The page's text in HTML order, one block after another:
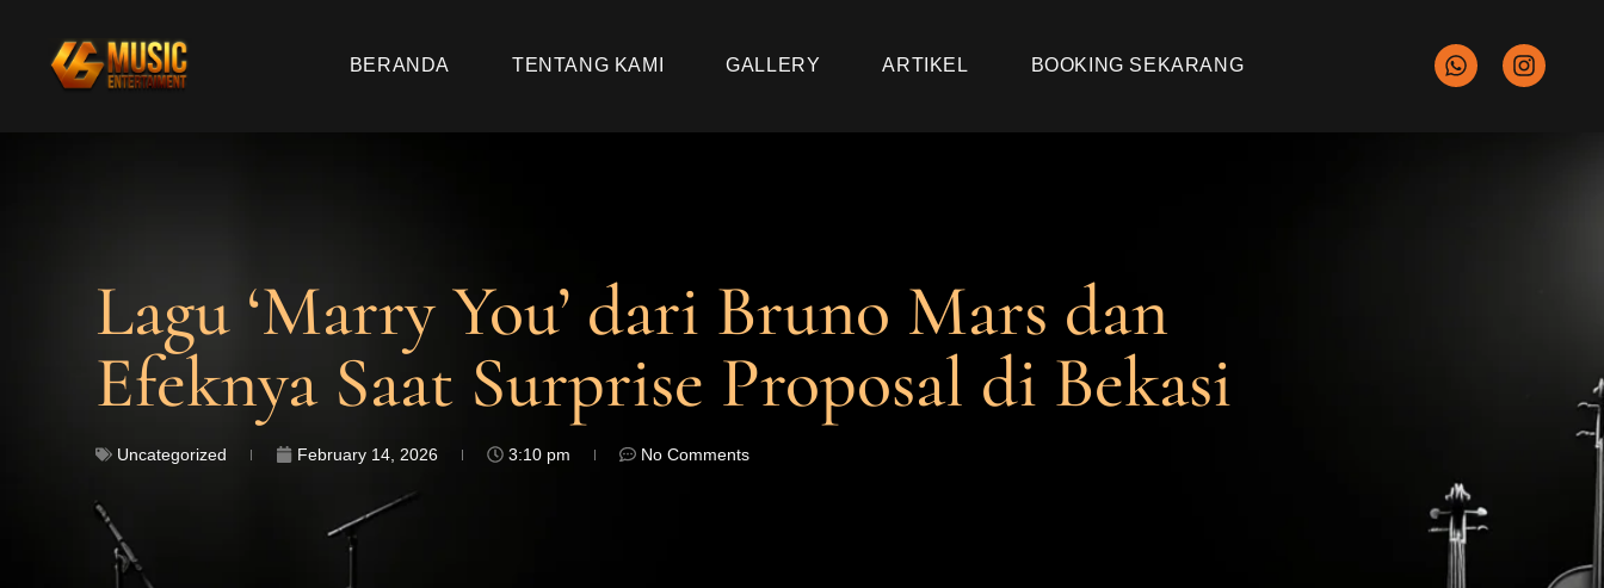
BERANDA TENTANG KAMI GALLERY ARTIKEL BOOKING SEKARANG
Lagu ‘Marry You’ dari Bruno Mars dan
Efeknya Saat Surprise Proposal di Bekasi
Uncategorized February 14, 2026 3:10 pm No Comments